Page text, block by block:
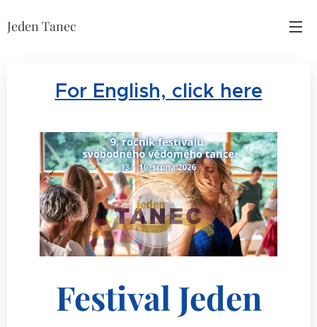
Jeden Tanec
For English, click here
Festival Jeden